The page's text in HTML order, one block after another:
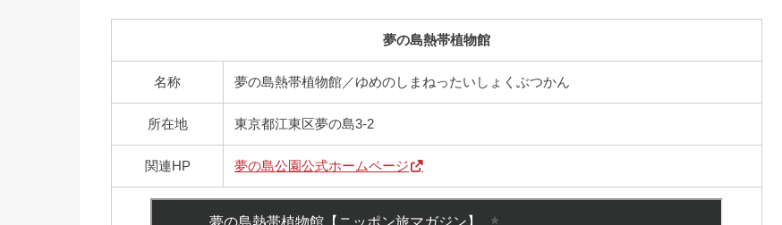
夢の島熱帯植物館
名称 夢の島熱帯植物館／ゆめのしまねったいしょくぶつかん
所在地 東京都江東区夢の島3-2
関連HP 夢の島公園公式ホームページ